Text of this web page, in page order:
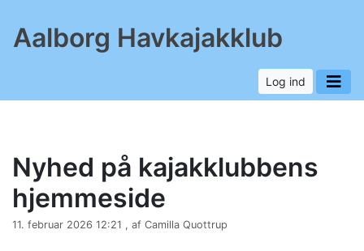
Aalborg Havkajakklub
Log ind
Nyhed på kajakklubbens
hjemmeside
11. februar 2026 12:21 , af Camilla Quottrup